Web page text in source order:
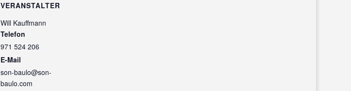
VERANSTALTER
Will Kauffmann
Telefon
971 524 206
E-Mail
son-baulo@son-
baulo.com